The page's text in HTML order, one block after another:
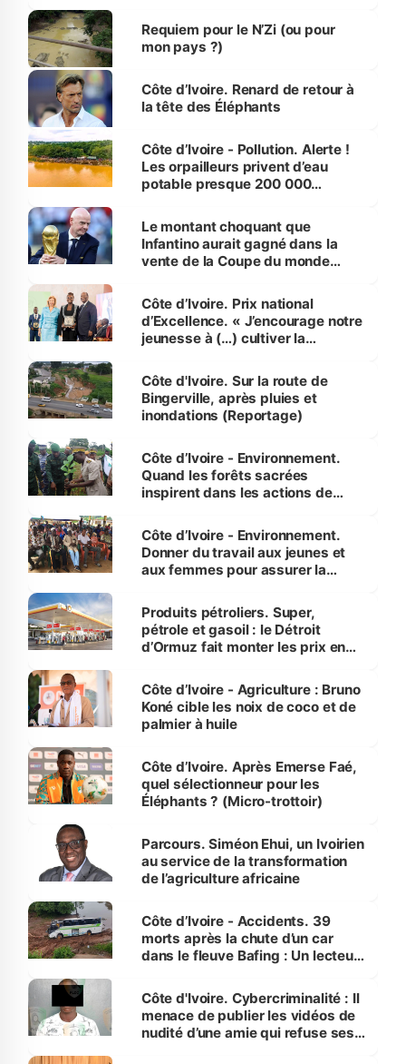
Requiem pour le N’Zi (ou pour
mon pays ?)
Côte d’Ivoire. Renard de retour à
la tête des Éléphants
Côte d’Ivoire - Pollution. Alerte !
Les orpailleurs privent d’eau
potable presque 200 000
Le montant choquant que
Infantino aurait gagné dans la
vente de la Coupe du monde
Côte d’Ivoire. Prix national
d’Excellence. « J’encourage notre
jeunesse à (…) cultiver la
(Alassane Ouattara
Côte d'Ivoire. Sur la route de
Bingerville, après pluies et
inondations (Reportage)
Côte d’Ivoire - Environnement.
Quand les forêts sacrées
inspirent dans les actions de
Côte d’Ivoire - Environnement.
Donner du travail aux jeunes et
aux femmes pour assurer la
menacées
Produits pétroliers. Super,
pétrole et gasoil : le Détroit
d’Ormuz fait monter les prix en
Côte d’Ivoire - Agriculture : Bruno
Koné cible les noix de coco et de
palmier à huile
Côte d’Ivoire. Après Emerse Faé,
quel sélectionneur pour les
Éléphants ? (Micro-trottoir)
Parcours. Siméon Ehui, un Ivoirien
au service de la transformation
de l’agriculture africaine
Côte d’Ivoire - Accidents. 39
morts après la chute d’un car
dans le fleuve Bafing : Un lecteur
des Transports
Côte d'Ivoire. Cybercriminalité : Il
menace de publier les vidéos de
nudité d’une amie qui refuse ses